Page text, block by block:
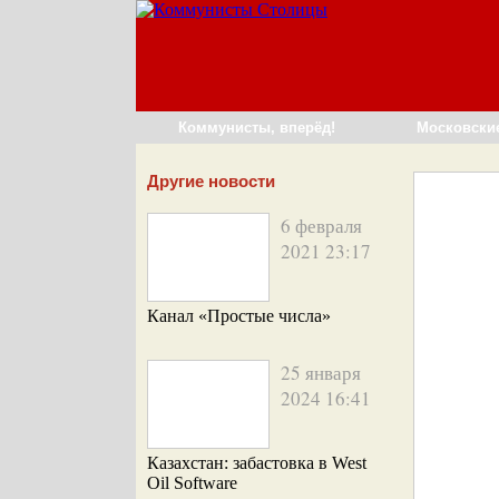
Коммунисты, вперёд!
Другие новости
6 февраля
2021 23:17
Канал «Простые числа»
25 января
2024 16:41
Казахстан: забастовка в West
Oil Software